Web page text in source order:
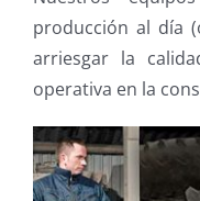
producción al día
arriesgar la
operativa en la